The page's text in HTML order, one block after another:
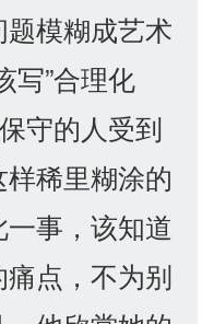
模糊成艺术
写”合理化
守的人受到
稀里糊涂的
事，该知道
点，不为别